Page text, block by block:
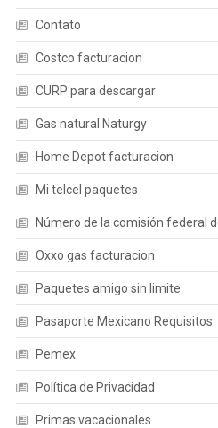
Contato
Costco facturacion
CURP para descargar
Gas natural Naturgy
Home Depot facturacion
Mi telcel paquetes
Número de la comisión federal
Oxxo gas facturacion
Paquetes amigo sin limite
Pasaporte Mexicano Requisitos
Pemex
Política de Privacidad
Primas vacacionales